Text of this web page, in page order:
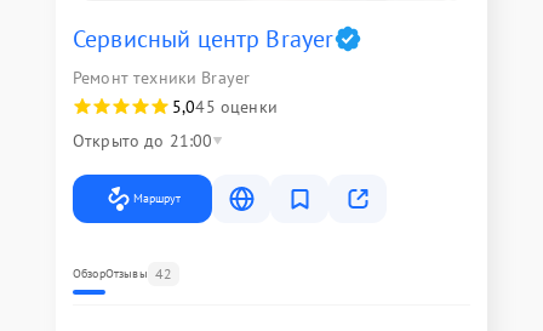
Сервисный центр Brayer
Ремонт техники Brayer
5,045 оценки
Открыто до 21:00
Маршрут
ОбзорОтзывы 42